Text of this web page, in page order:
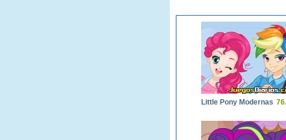
Little Pony Modernas